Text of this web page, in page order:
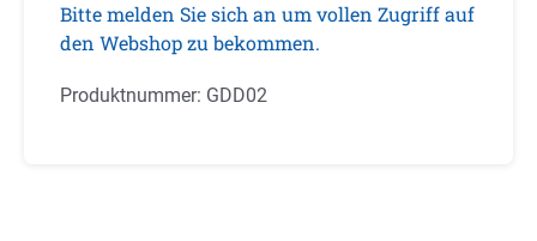
Bitte melden Sie sich an um vollen Zugriff auf
den Webshop zu bekommen.
Produktnummer: GDD02